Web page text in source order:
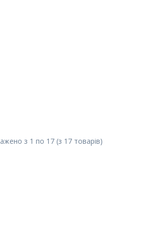
з 1 по 17 (з 17 товарів)